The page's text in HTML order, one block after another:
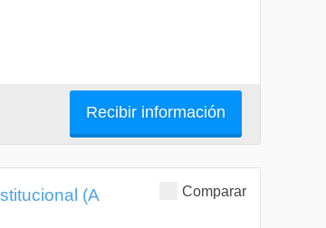
Recibir información
Comparar
(A